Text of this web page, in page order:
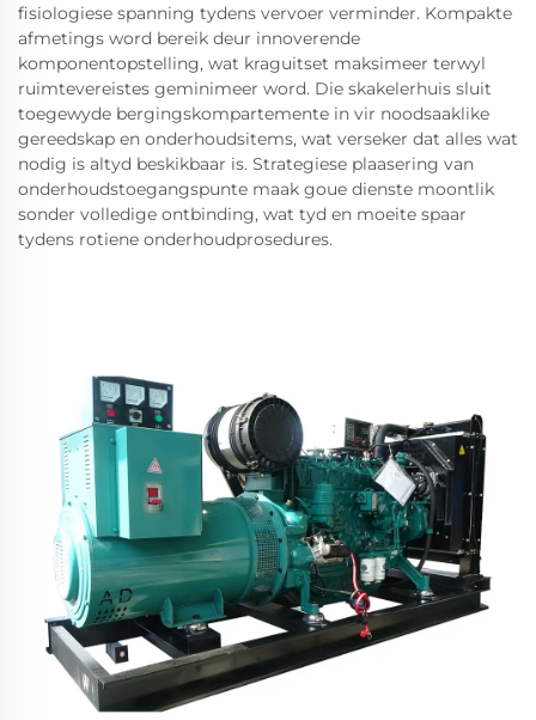
fisiologiese spanning tydens vervoer verminder. Kompakte
afmetings word bereik deur innoverende
komponentopstelling, wat kraguitset maksimeer terwyl
ruimtevereistes geminimeer word. Die skakelerhuis sluit
toegewyde bergingskompartemente in vir noodsaaklike
gereedskap en onderhoudsitems, wat verseker dat alles wat
nodig is altyd beskikbaar is. Strategiese plaasering van
onderhoudstoegangspunte maak goue dienste moontlik
sonder volledige ontbinding, wat tyd en moeite spaar
tydens rotiene onderhoudprosedures.